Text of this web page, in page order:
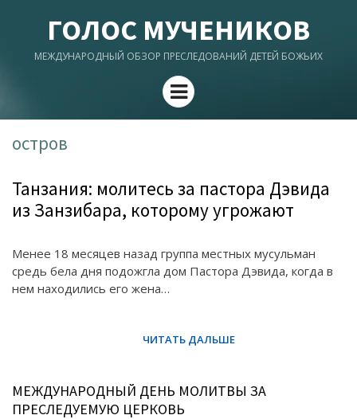
ГОЛОС МУЧЕНИКОВ
МЕЖДУНАРОДНЫЙ ОБЗОР ПРЕСЛЕДОВАНИЙ ДЕТЕЙ БОЖЬИХ
Menu
остров
Танзания: молитесь за пастора Дэвида
из Занзибара, которому угрожают
Менее 18 месяцев назад группа местных мусульман
средь бела дня подожгла дом Пастора Дэвида, когда в
нем находились его жена…
МЕЖДУНАРОДНЫЙ ДЕНЬ МОЛИТВЫ ЗА
ПРЕСЛЕДУЕМУЮ ЦЕРКОВЬ